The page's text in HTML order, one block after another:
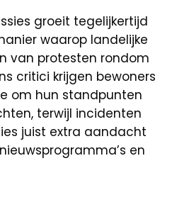
groeit tegelijkertijd
waarop landelijke
van protesten rondom
critici krijgen bewoners
om hun standpunten
terwijl incidenten
juist extra aandacht
en